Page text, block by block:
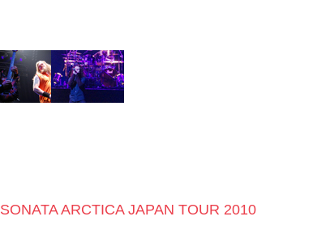
SONATA ARCTICA JAPAN TOUR 2010